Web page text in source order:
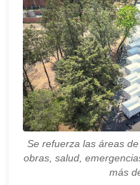
Se refuerza las áreas
obras, salud,
más